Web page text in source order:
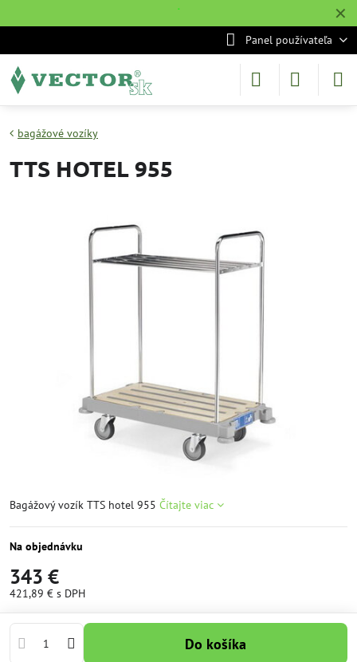
✕
˙
Panel používateľa
bagážové vozíky
TTS HOTEL 955
Bagážový vozík TTS hotel 955 Čítajte viac
Na objednávku
343 €
421,89 € s DPH
Do košíka